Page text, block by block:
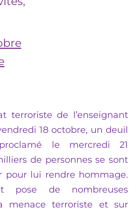
terroriste de l’enseignant
18 octobre, un deuil
le mercredi 21
de personnes se sont
pour lui rendre hommage.
pose de nombreuses
menace terroriste et sur